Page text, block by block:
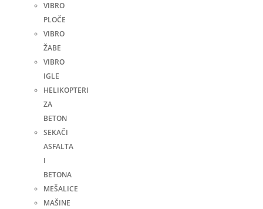
VIBRO
PLOČE
VIBRO
ŽABE
VIBRO
IGLE
HELIKOPTERI
ZA
BETON
SEKAČI
ASFALTA
I
BETONA
MEŠALICE
MAŠINE